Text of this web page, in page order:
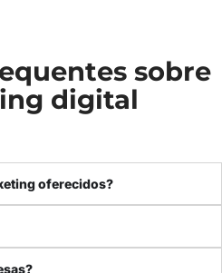
sobre
digital
oferecidos?